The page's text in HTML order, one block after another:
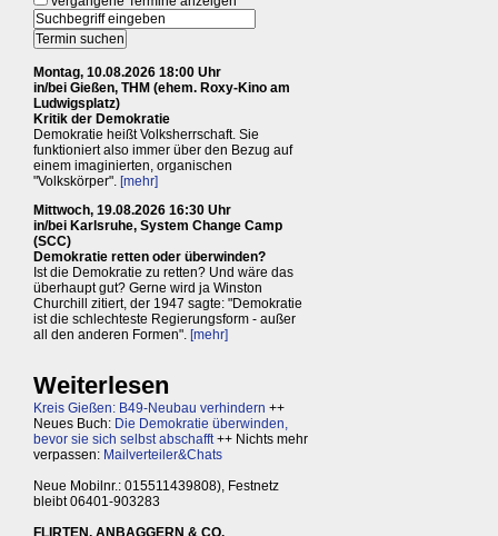
Montag, 10.08.2026 18:00 Uhr
in/bei Gießen, THM (ehem. Roxy-Kino am
Ludwigsplatz)
Kritik der Demokratie
Demokratie heißt Volksherrschaft. Sie
funktioniert also immer über den Bezug auf
einem imaginierten, organischen
"Volkskörper". [mehr]
Mittwoch, 19.08.2026 16:30 Uhr
in/bei Karlsruhe, System Change Camp
(SCC)
Demokratie retten oder überwinden?
Ist die Demokratie zu retten? Und wäre das
überhaupt gut? Gerne wird ja Winston
Churchill zitiert, der 1947 sagte: "Demokratie
ist die schlechteste Regierungsform - außer
all den anderen Formen". [mehr]
Weiterlesen
Kreis Gießen: B49-Neubau verhindern ++
Neues Buch: Die Demokratie überwinden,
bevor sie sich selbst abschafft++ Nichts mehr
verpassen: Mailverteiler&Chats
Neue Mobilnr.: 015511439808), Festnetz
bleibt 06401-903283